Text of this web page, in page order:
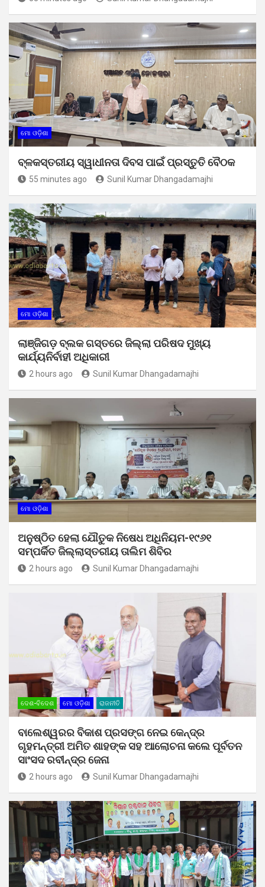
ମୋ ଓଡ଼ିଶା
ବ୍ଳକସ୍ତରୀୟ ସ୍ୱାଧୀନତା ଦିବସ ପାଇଁ ପ୍ରସ୍ତୁତି ବୈଠକ
55 minutes ago Sunil Kumar Dhangadamajhi
ମୋ ଓଡ଼ିଶା
ଲାଞ୍ଜିଗଡ଼ ବ୍ଲକ ଗସ୍ତରେ ଜିଲ୍ଲା ପରିଷଦ ମୁଖ୍ୟ
କାର୍ଯ୍ୟନିର୍ବାହୀ ଅଧିକାରୀ
2 hours ago Sunil Kumar Dhangadamajhi
ମୋ ଓଡ଼ିଶା
ଅନୁଷ୍ଠିତ ହେଲା ଯୌତୁକ ନିଷେଧ ଅଧିନିୟମ-୧୯୬୧
ସମ୍ପର୍କିତ ଜିଲ୍ଲାସ୍ତରୀୟ ତାଲିମ ଶିବିର
2 hours ago Sunil Kumar Dhangadamajhi
ଦେଶ-ବିଦେଶ ମୋ ଓଡ଼ିଶା ରାଜନୀତି
ବାଲେଶ୍ୱରର ବିକାଶ ପ୍ରସଙ୍ଗ ନେଇ କେନ୍ଦ୍ର
ଗୃହମନ୍ତ୍ରୀ ଅମିତ ଶାହଙ୍କ ସହ ଆଲୋଚନା କଲେ ପୂର୍ବତନ
ସାଂସଦ ରବୀନ୍ଦ୍ର ଜେନା
2 hours ago Sunil Kumar Dhangadamajhi